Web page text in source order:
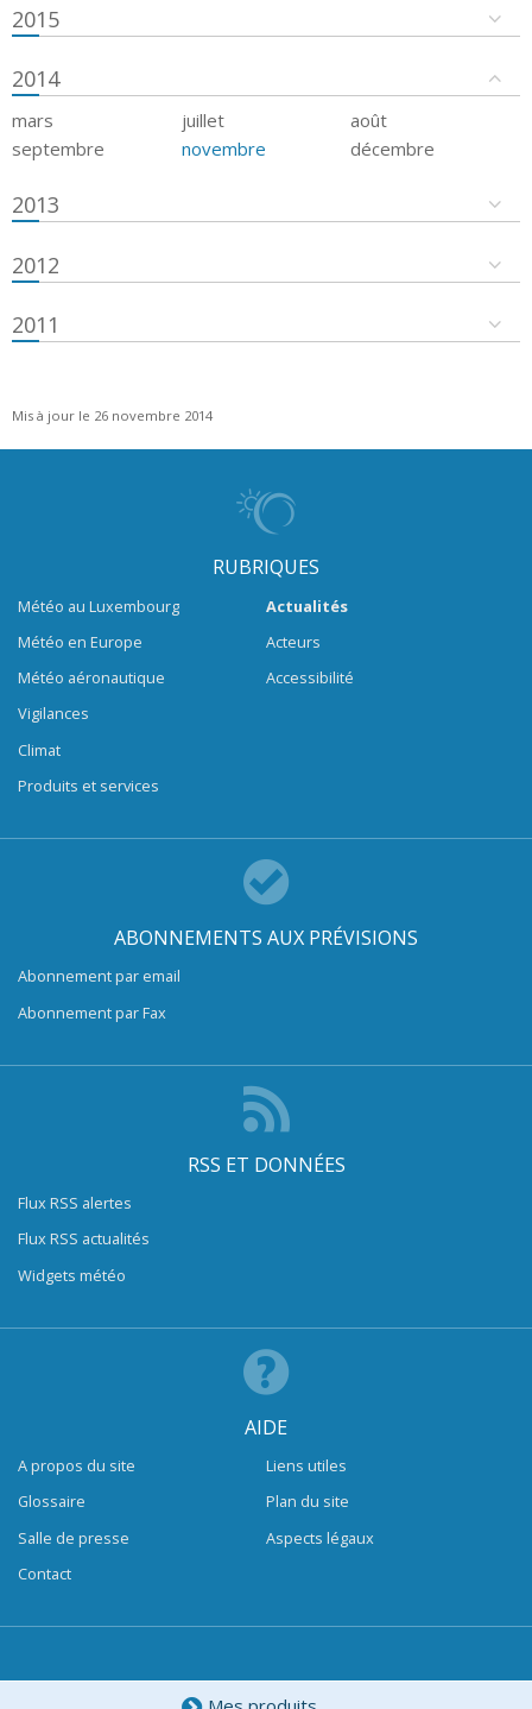
2015
2014
mars juillet
août
septembre
novembre décembre
2013
2012
2011
Mis à jour le 26 novembre 2014
RUBRIQUES
Météo au Luxembourg
Météo en Europe
Météo aéronautique
Vigilances
Climat
Produits et services
Actualités
Acteurs
Accessibilité
ABONNEMENTS AUX PRÉVISIONS
Abonnement par email
Abonnement par Fax
RSS ET DONNÉES
Flux RSS alertes
Flux RSS actualités
Widgets météo
AIDE
A propos du site
Glossaire
Salle de presse
Contact
Liens utiles
Plan du site
Aspects légaux